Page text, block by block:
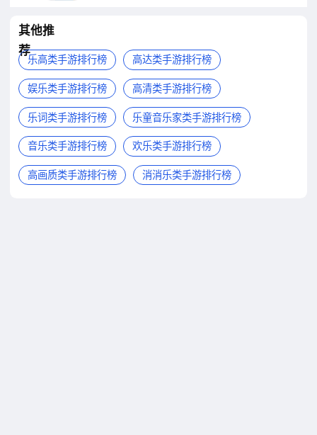
其他推
荐
乐高类手游排行榜 高达类手游排行榜
娱乐类手游排行榜 高清类手游排行榜
乐词类手游排行榜 乐童音乐家类手游排行榜
音乐类手游排行榜 欢乐类手游排行榜
高画质类手游排行榜 消消乐类手游排行榜